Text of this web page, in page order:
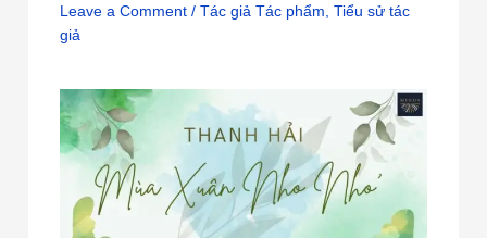
Leave a Comment /Tác giả Tác phẩm ,Tiểu sử tác
giả